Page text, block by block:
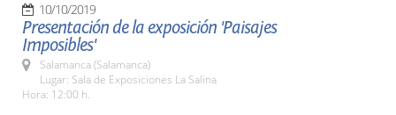
10/10/2019
Presentación de la exposición 'Paisajes
Imposibles'
Salamanca (Salamanca)
Lugar: Sala de Exposiciones La Salina
Hora: 12:00 h.